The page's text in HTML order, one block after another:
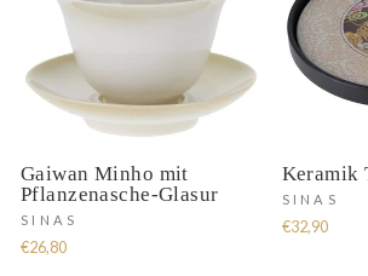
Gaiwan Minho mit
Pflanzenasche-Glasur
SINAS
€26,80
Keramik
SINAS
€32,90